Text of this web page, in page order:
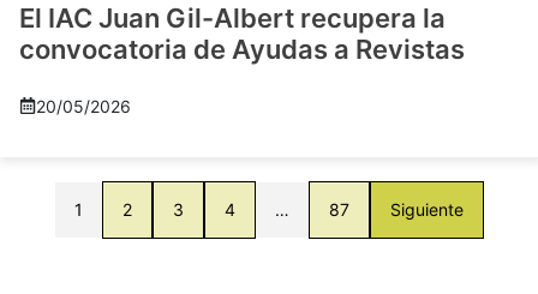
El IAC Juan Gil-Albert recupera la
convocatoria de Ayudas a Revistas
20/05/2026
1 2 3 4 … 87 Siguiente